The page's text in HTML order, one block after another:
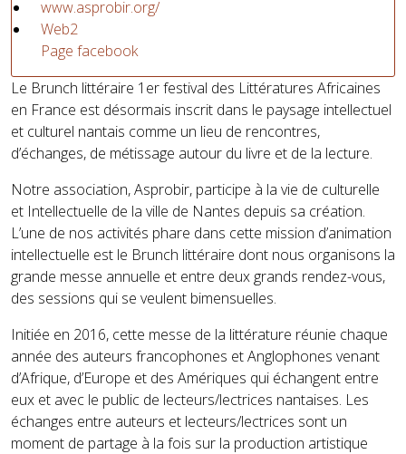
www.asprobir.org/
Web2
Page facebook
Le Brunch littéraire 1er festival des Littératures Africaines
en France est désormais inscrit dans le paysage intellectuel
et culturel nantais comme un lieu de rencontres,
d’échanges, de métissage autour du livre et de la lecture.
Notre association, Asprobir, participe à la vie de culturelle
et Intellectuelle de la ville de Nantes depuis sa création.
L’une de nos activités phare dans cette mission d’animation
intellectuelle est le Brunch littéraire dont nous organisons la
grande messe annuelle et entre deux grands rendez-vous,
des sessions qui se veulent bimensuelles.
Initiée en 2016, cette messe de la littérature réunie chaque
année des auteurs francophones et Anglophones venant
d’Afrique, d’Europe et des Amériques qui échangent entre
eux et avec le public de lecteurs/lectrices nantaises. Les
échanges entre auteurs et lecteurs/lectrices sont un
moment de partage à la fois sur la production artistique